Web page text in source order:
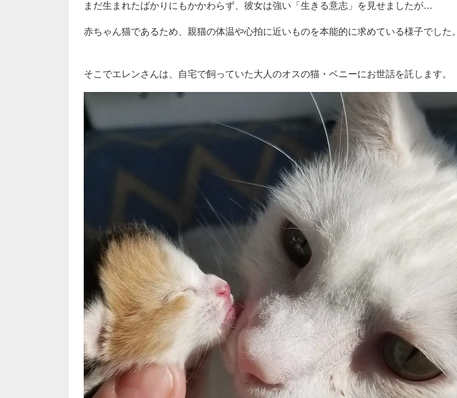
まだ生まれたばかりにもかかわらず、彼女は強い「生きる意志」を見せましたが…
赤ちゃん猫であるため、親猫の体温や心拍に近いものを本能的に求めている様子でした。
そこでエレンさんは、自宅で飼っていた大人のオスの猫・ベニーにお世話を託します。